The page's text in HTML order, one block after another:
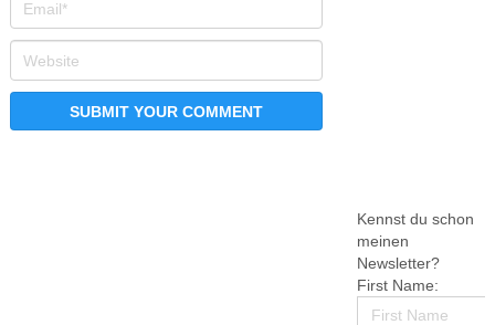
Kennst du schon
meinen
Newsletter?
First Name: